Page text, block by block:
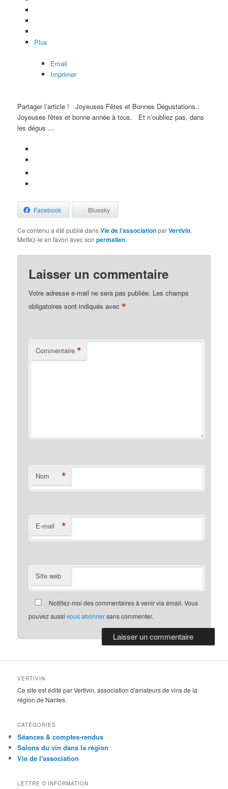
Plus
Email
Imprimer
Partager l’article !
Joyeuses Fêtes et Bonnes Dégustations.:
Joyeuses fêtes et bonne année à tous. Et n’oubliez pas, dans
les dégus …
Facebook Bluesky
Ce contenu a été publié dansVie de l'associationparVertivin.
Mettez-le en favori avec sonpermalien.
Laisser un commentaire
Votre adresse e-mail ne sera pas publiée. Les champs
obligatoires sont indiqués avec*
Commentaire *
Nom *
E-mail *
Site web
Notifiez-moi des commentaires à venir via émail. Vous
pouvez aussivous abonnersans commenter.
VERTIVIN
Ce site est édité par Vertivin, association d'amateurs de vins de la
région de Nantes.
CATÉGORIES
Séances & comptes-rendus
Salons du vin dans la région
Vie de l'association
LETTRE D'INFORMATION